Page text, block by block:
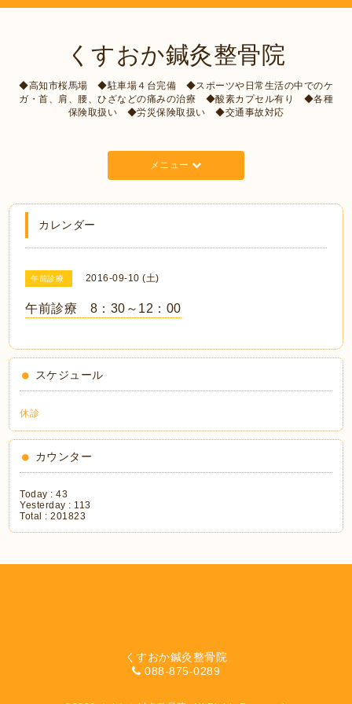
くすおか鍼灸整骨院
◆高知市桜馬場 ◆駐車場４台完備 ◆スポーツや日常生活の中でのケ
ガ・首、肩、腰、ひざなどの痛みの治療 ◆酸素カプセル有り ◆各種
保険取扱い ◆労災保険取扱い ◆交通事故対応
メニュー
カレンダー
午前診療 2016-09-10 (土)
午前診療 8：30～12：00
スケジュール
休診
カウンター
Today :43
Yesterday : 113
Total :201823
くすおか鍼灸整骨院
088-875-0289